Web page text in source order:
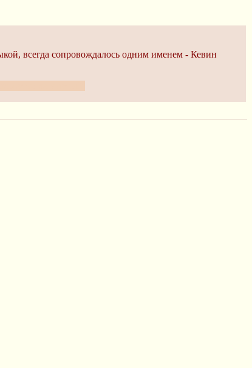
всегда сопровождалось одним именем - Кевин